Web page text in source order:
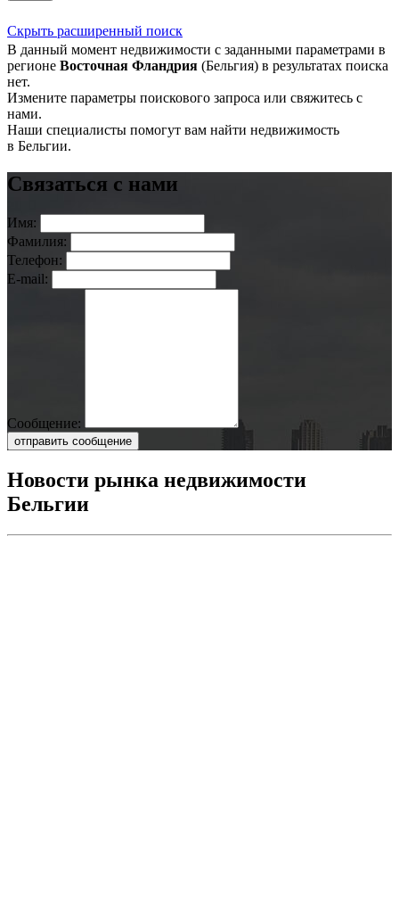
Скрыть расширенный поиск
В данный момент недвижимости с заданными параметрами в
регионе Восточная Фландрия (Бельгия) в результатах поиска
нет.
Измените параметры поискового запроса или свяжитесь с
нами.
Наши специалисты помогут вам найти недвижимость
в Бельгии.
Связаться с нами
Имя:
Фамилия:
Телефон:
E-mail:
Сообщение:
отправить сообщение
Новости рынка недвижимости
Бельгии